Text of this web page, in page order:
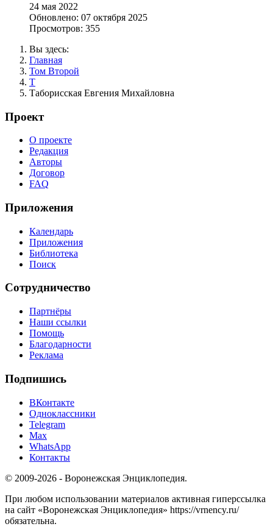
24 мая 2022
Обновлено: 07 октября 2025
Просмотров: 355
Вы здесь:
Главная
Том Второй
Т
Таборисская Евгения Михайловна
Проект
О проекте
Редакция
Авторы
Договор
FAQ
Приложения
Календарь
Приложения
Библиотека
Поиск
Сотрудничество
Партнёры
Наши ссылки
Помощь
Благодарности
Реклама
Подпишись
ВКонтакте
Одноклассники
Telegram
Max
WhatsApp
Контакты
© 2009-2026 - Воронежская Энциклопедия.
При любом использовании материалов активная гиперссылка
на сайт «Воронежская Энциклопедия» https://vrnency.ru/
обязательна.